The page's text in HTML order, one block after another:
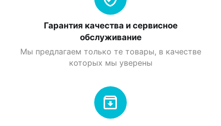
Гарантия качества и сервисное
обслуживание
Мы предлагаем только те товары, в качестве
которых мы уверены